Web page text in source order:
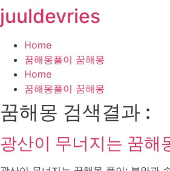
콘
텐
기
juuldevries
Home
꿈해몽풀이 꿈해몽
Home
꿈해몽풀이 꿈해몽
꿈해몽 검색결과 :
광산이 무너지는 꿈해